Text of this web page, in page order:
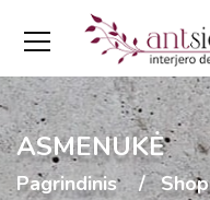
ASMENUKĖ
Pagrindinis Shop